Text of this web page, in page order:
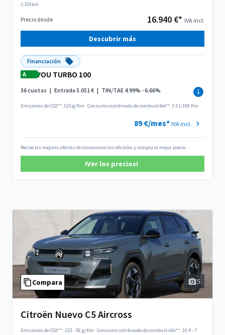
l/100km
Precio desde 16.940 €* IVA incl.
Descubrir más
Financiación
A
YOU TURBO 100
36 cuotas | Entrada 5.051 € | TIN/TAE 4.99% - 6.66%
Emisiones de CO2**: 125 g/Km ·Consumo combinado de combustible**: 5.5 l/100 Km
89 €/mes* IVA incl.
Recibe las mejores ofertas de concesionarios oficiales y compra al mejor precio.
!Ver los precios!
Compara 5
Citroën Nuevo C5 Aircross
Emisiones de CO2**: 122 - 56 g/Km ·Consumo combinado de combustible**: 10.4 - 7